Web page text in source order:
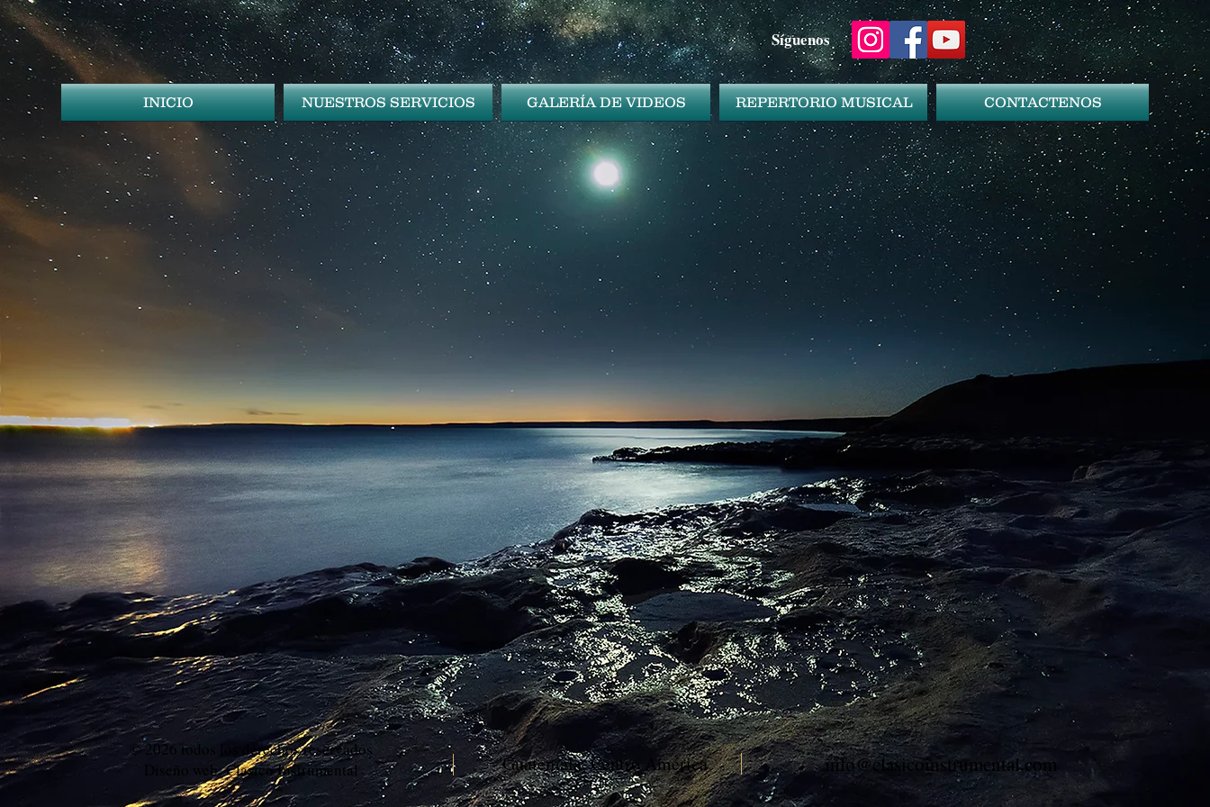
Síguenos
INICIO NUESTROS SERVICIOS GALERÍA DE VIDEOS REPERTORIO MUSICAL CONTACTENOS
© 2026 todos los derechos reservados
Diseño web: Clasico Instrumental
Guatemala, Centro América info@clasicoinstrumental.com